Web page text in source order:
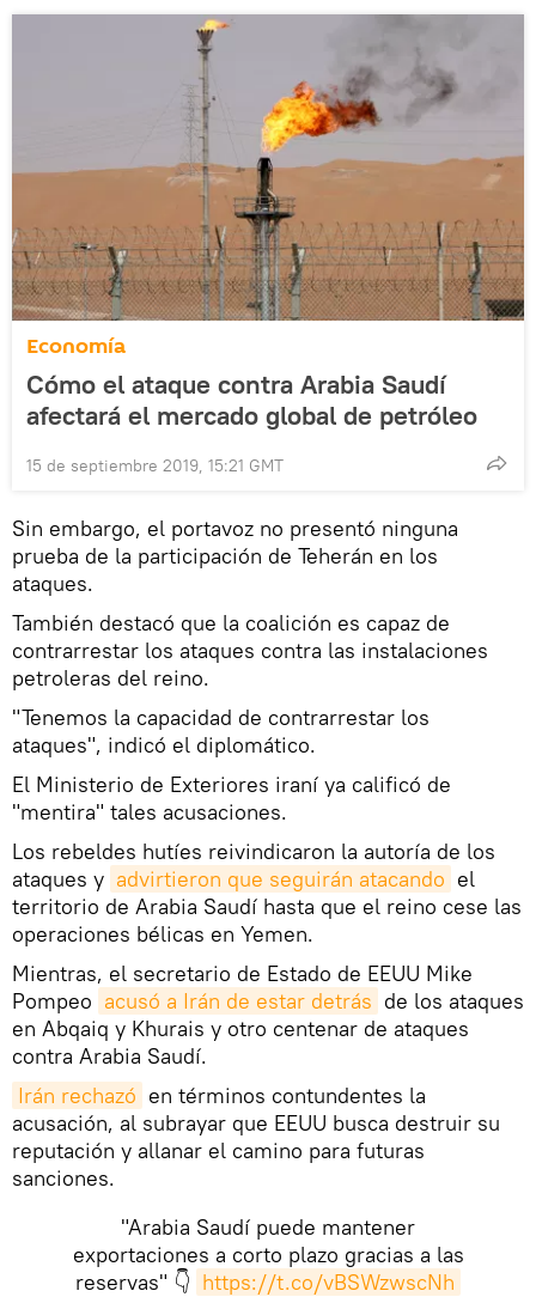
Economía
Cómo el ataque contra Arabia Saudí
afectará el mercado global de petróleo
15 de septiembre 2019, 15:21 GMT
Sin embargo, el portavoz no presentó ninguna
prueba de la participación de Teherán en los
ataques.
También destacó que la coalición es capaz de
contrarrestar los ataques contra las instalaciones
petroleras del reino.
"Tenemos la capacidad de contrarrestar los
ataques", indicó el diplomático.
El Ministerio de Exteriores iraní ya calificó de
"mentira" tales acusaciones.
Los rebeldes hutíes reivindicaron la autoría de los
ataques y advirtieron que seguirán atacando el
territorio de Arabia Saudí hasta que el reino cese las
operaciones bélicas en Yemen.
Mientras, el secretario de Estado de EEUU Mike
Pompeo acusó a Irán de estar detrás de los ataques
en Abqaiq y Khurais y otro centenar de ataques
contra Arabia Saudí.
Irán rechazó en términos contundentes la
acusación, al subrayar que EEUU busca destruir su
reputación y allanar el camino para futuras
sanciones.
"Arabia Saudí puede mantener
exportaciones a corto plazo gracias a las
reservas" 👇 https://t.co/vBSWzwscNh